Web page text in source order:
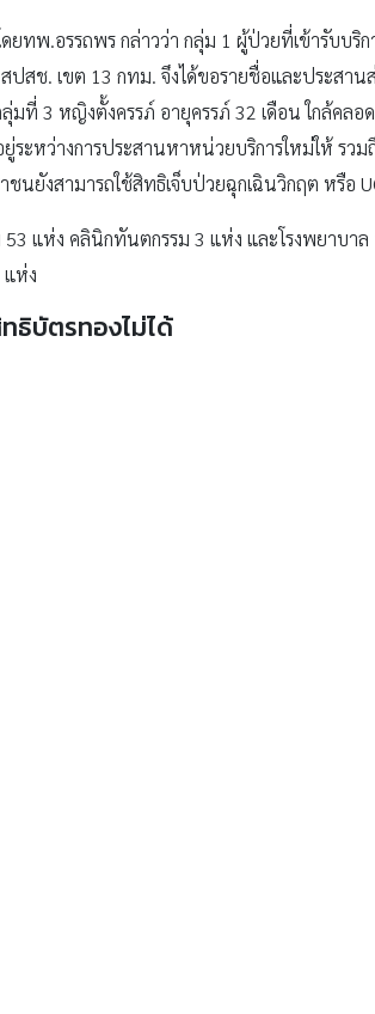
ทพ.อรรถพร กล่าวว่า กลุ่ม 1 ผู้ป่วยที่เข้ารับบ
สช. เขต 13 กทม. จึงได้ขอรายชื่อและประสาน
มที่ 3 หญิงตั้งครรภ์ อายุครรภ์ 32 เดือน ใกล้คล
ระหว่างการประสานหาหน่วยบริการใหม่ให้
นยังสามารถใช้สิทธิเจ็บป่วยฉุกเฉินวิกฤต หรือ
แห่ง คลินิกทันตกรรม 3 แห่ง และโรงพยาบา
แห่ง
ธิบัตรทองไม่ได้